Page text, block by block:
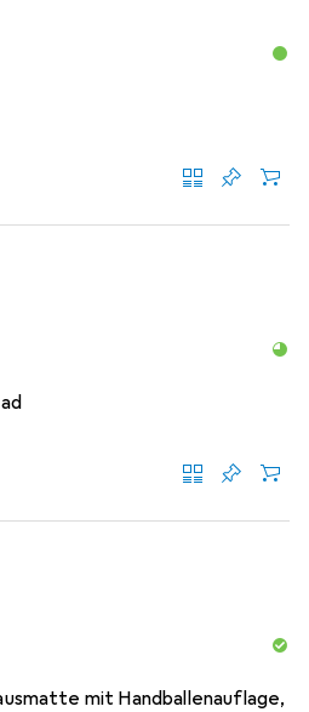
mit Handballenauflage,